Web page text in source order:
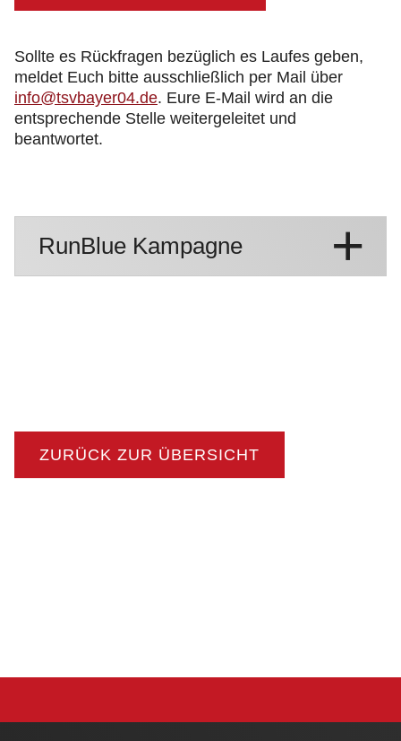
Sollte es Rückfragen bezüglich es Laufes geben,
meldet Euch bitte ausschließlich per Mail über
info@tsvbayer04.de. Eure E-Mail wird an die
entsprechende Stelle weitergeleitet und
beantwortet.
RunBlue Kampagne
ZURÜCK ZUR ÜBERSICHT